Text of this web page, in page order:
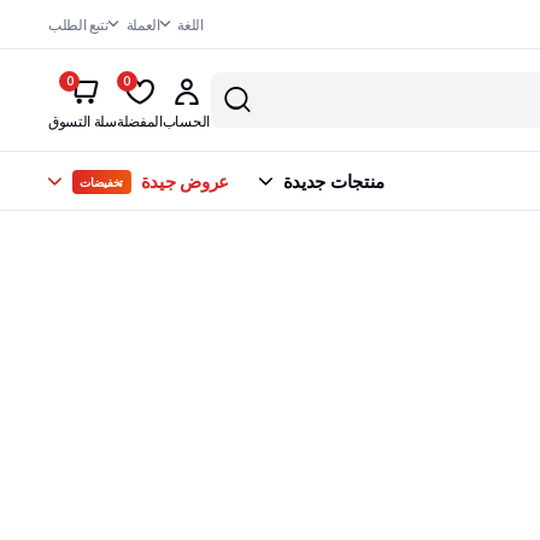
اللغة العملة تتبع الطلب
الحساب
0
المفضلة
0
سلة التسوق
منتجات جديدة عروض جيدة تخفيضات